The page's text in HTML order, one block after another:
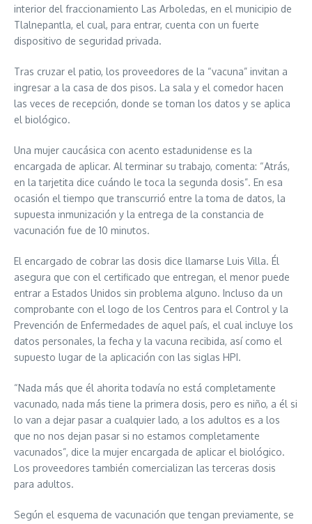
interior del fraccionamiento Las Arboledas, en el municipio de
Tlalnepantla, el cual, para entrar, cuenta con un fuerte
dispositivo de seguridad privada.
Tras cruzar el patio, los proveedores de la “vacuna” invitan a
ingresar a la casa de dos pisos. La sala y el comedor hacen
las veces de recepción, donde se toman los datos y se aplica
el biológico.
Una mujer caucásica con acento estadunidense es la
encargada de aplicar. Al terminar su trabajo, comenta: “Atrás,
en la tarjetita dice cuándo le toca la segunda dosis”. En esa
ocasión el tiempo que transcurrió entre la toma de datos, la
supuesta inmunización y la entrega de la constancia de
vacunación fue de 10 minutos.
El encargado de cobrar las dosis dice llamarse Luis Villa. Él
asegura que con el certificado que entregan, el menor puede
entrar a Estados Unidos sin problema alguno. Incluso da un
comprobante con el logo de los Centros para el Control y la
Prevención de Enfermedades de aquel país, el cual incluye los
datos personales, la fecha y la vacuna recibida, así como el
supuesto lugar de la aplicación con las siglas HPI.
“Nada más que él ahorita todavía no está completamente
vacunado, nada más tiene la primera dosis, pero es niño, a él si
lo van a dejar pasar a cualquier lado, a los adultos es a los
que no nos dejan pasar si no estamos completamente
vacunados”, dice la mujer encargada de aplicar el biológico.
Los proveedores también comercializan las terceras dosis
para adultos.
Según el esquema de vacunación que tengan previamente, se